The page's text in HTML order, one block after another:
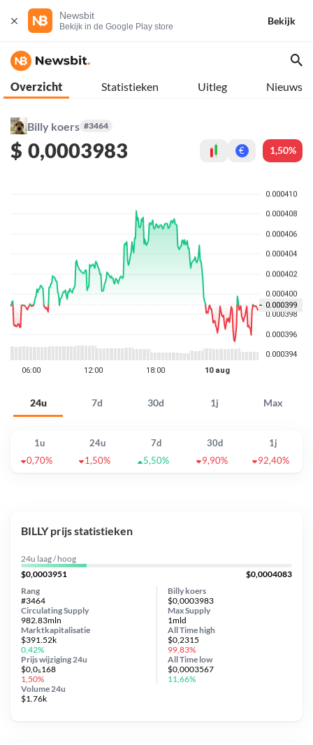
Newsbit
Bekijk in de Google Play store
Bekijk
Overzicht Statistieken Uitleg Nieuws
Billy koers #3464
$ 0,0003983 € 1,50%
24u 7d 30d 1j Max
1u 24u 7d 30d
1j
0,70%
1,50% 5,50% 9,90% 92,40%
BILLY prijs statistieken
24u laag / hoog
$0,0003951
$0,0004083
Billy koers
$0,0003983
Circulating Supply
982.83mln
Prijs wijziging 24u
$0,0₅168
1,50%
Max Supply
1mld
Marktkapitalisatie
$391.52k
0,42%
Volume 24u
$1.76k
Rang
#3464
All Timehigh
$0,2315
99,83%
All Time low
$0,0003567
11,66%